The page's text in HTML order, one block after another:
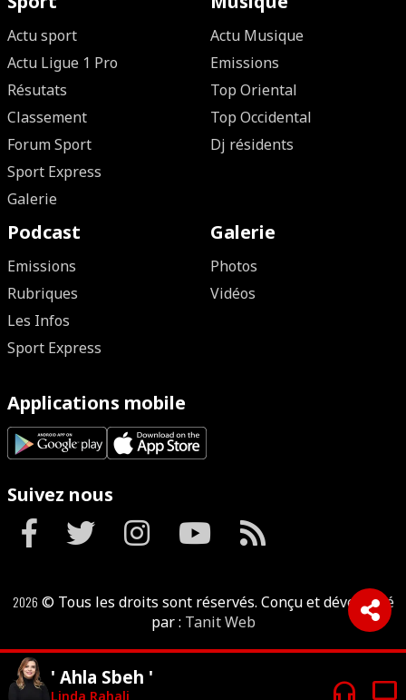
Actu sport
Actu Ligue 1 Pro
Résutats
Classement
Forum Sport
Sport Express
Galerie
Actu Musique
Emissions
Top Oriental
Top Occidental
Dj résidents
Podcast
Emissions
Rubriques
Les Infos
Sport Express
Galerie
Photos
Vidéos
Applications mobile
Suivez nous
2026 © Tous les droits sont réservés. Conçu et développé
par : Tanit Web
' Ahla Sbeh '
Linda Rahali headphones tv